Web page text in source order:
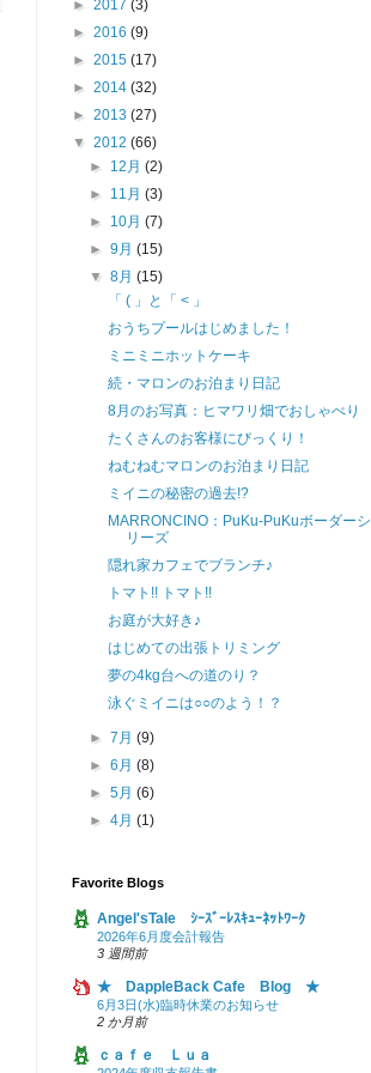
► 2017 (3)
► 2016 (9)
► 2015 (17)
► 2014 (32)
► 2013 (27)
▼ 2012 (66)
► 12月(2)
► 11月(3)
► 10月(7)
►9月(15)
▼8月(15)
「 ( 」と「 < 」
おうちプールはじめました！
ミニミニホットケーキ
続・マロンのお泊まり日記
8月のお写真：ヒマワリ畑でおしゃべり
たくさんのお客様にびっくり！
ねむねむマロンのお泊まり日記
ミイニの秘密の過去!?
MARRONCINO：PuKu-PuKuボーダーシ
リーズ
隠れ家カフェでブランチ♪
トマト!! トマト!!
お庭が大好き♪
はじめての出張トリミング
夢の4kg台への道のり？
泳ぐミイニは○○のよう！？
►7月(9)
►6月(8)
►5月(6)
►4月(1)
Favorite Blogs
Angel'sTale ｼｰｽﾞｰﾚｽｷｭｰﾈｯﾄﾜｰｸ
2026年6月度会計報告
3 週間前
★ DappleBack Cafe Blog ★
6月3日(水)臨時休業のお知らせ
2 か月前
ｃａｆｅ Ｌｕａ